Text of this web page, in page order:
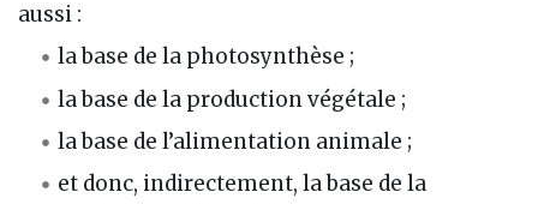
aussi :
la base de la photosynthèse ;
la base de la production végétale ;
la base de l’alimentation animale ;
et donc, indirectement, la base de la